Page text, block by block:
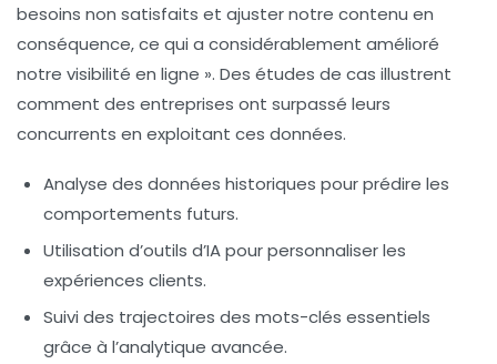
besoins non satisfaits et ajuster notre contenu en
conséquence, ce qui a considérablement amélioré
notre visibilité en ligne ». Des études de cas illustrent
comment des entreprises ont surpassé leurs
concurrents en exploitant ces données.
Analyse des données historiques pour prédire les
comportements futurs.
Utilisation d’outils d’IA pour personnaliser les
expériences clients.
Suivi des trajectoires des mots-clés essentiels
grâce à l’analytique avancée.